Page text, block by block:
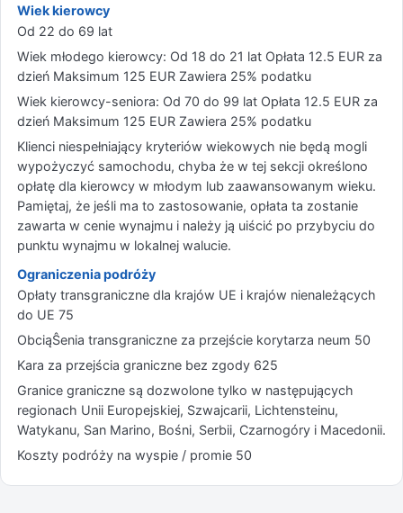
Wiek kierowcy
Od 22 do 69 lat
Wiek młodego kierowcy: Od 18 do 21 lat Opłata 12.5 EUR za
dzień Maksimum 125 EUR Zawiera 25% podatku
Wiek kierowcy-seniora: Od 70 do 99 lat Opłata 12.5 EUR za
dzień Maksimum 125 EUR Zawiera 25% podatku
Klienci niespełniający kryteriów wiekowych nie będą mogli
wypożyczyć samochodu, chyba że w tej sekcji określono
opłatę dla kierowcy w młodym lub zaawansowanym wieku.
Pamiętaj, że jeśli ma to zastosowanie, opłata ta zostanie
zawarta w cenie wynajmu i należy ją uiścić po przybyciu do
punktu wynajmu w lokalnej walucie.
Ograniczenia podróży
Opłaty transgraniczne dla krajów UE i krajów nienależących
do UE 75
ObciąŜenia transgraniczne za przejście korytarza neum 50
Kara za przejścia graniczne bez zgody 625
Granice graniczne są dozwolone tylko w następujących
regionach Unii Europejskiej, Szwajcarii, Lichtensteinu,
Watykanu, San Marino, Bośni, Serbii, Czarnogóry i Macedonii.
Koszty podróży na wyspie / promie 50